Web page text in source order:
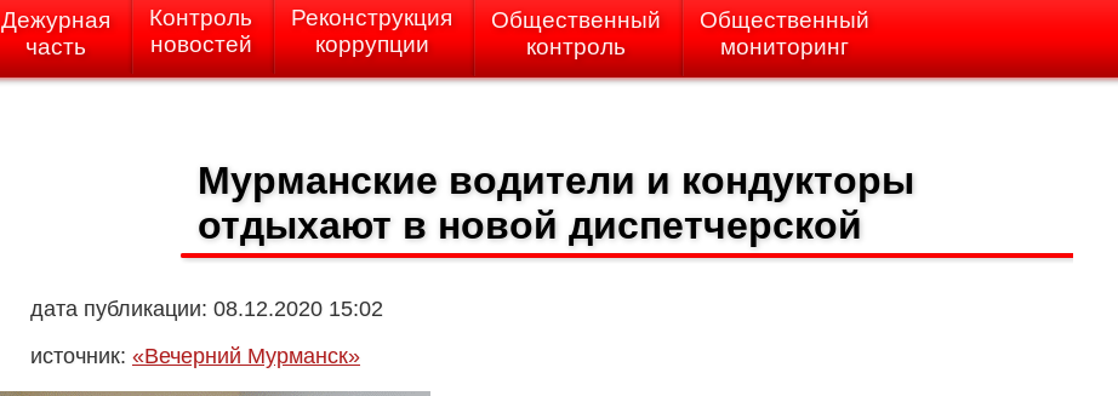
Дежурная
часть
Контроль
новостей
Реконструкция
коррупции
Общественный
контроль
Общественный
мониторинг
Мурманские водители и кондукторы
отдыхают в новой диспетчерской
дата публикации: 08.12.2020 15:02
источник: «Вечерний Мурманск»